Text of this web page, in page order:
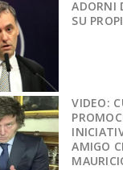
ADORNI
SU
VIDEO:
AMIGO